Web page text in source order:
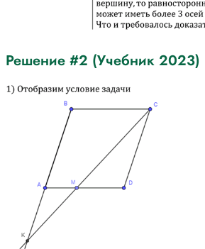
Решение #2 (Учебник 2023)